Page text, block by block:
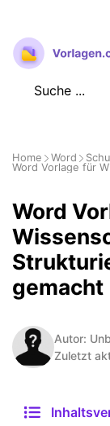
Zum
Inhalt
springen
Home Word
Word Vorlage für
Word
gemacht
Autor:
Zuletzt